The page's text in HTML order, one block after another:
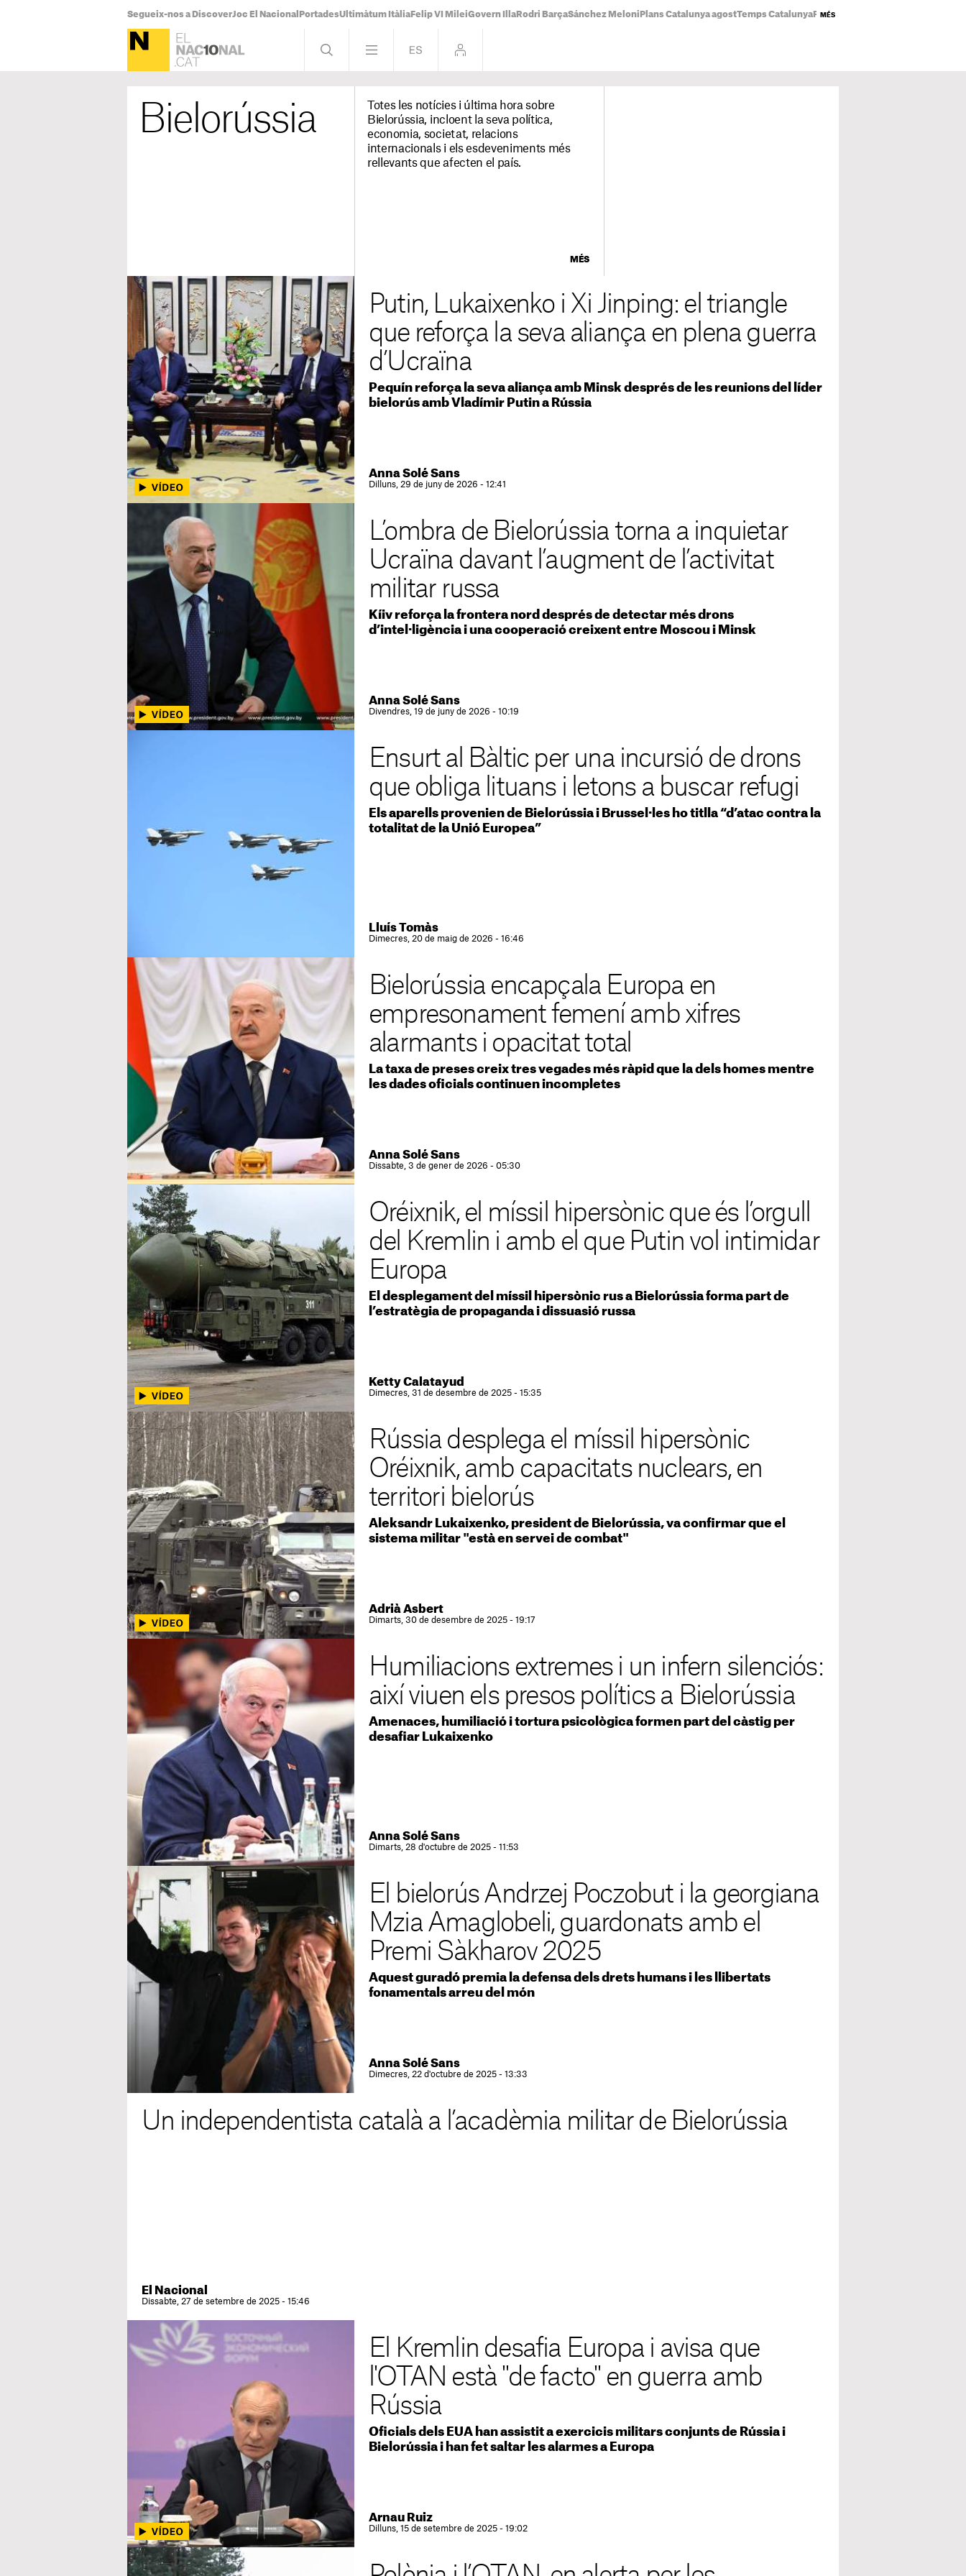
Segueix-nos a DiscoverJoc El Nacional PortadesUltimàtum Itàlia Felip VI MileiGovern Illa Rodri BarçaSánchez Meloni Plans Catalunya agostTemps Catalunya Preu llum avui
MÉS
Bielorússia
Totes les notícies i última hora sobre
Bielorússia, incloent la seva política,
economia, societat, relacions
internacionals i els esdeveniments més
rellevants que afecten el país.
MÉS
Putin, Lukaixenko i Xi Jinping: el triangle
que reforça la seva aliança en plena guerra
d’Ucraïna
Pequín reforça la seva aliança amb Minsk després de les reunions del líder
bielorús amb Vladímir Putin a Rússia
Anna Solé Sans
Dilluns, 29 de juny de 2026 - 12:41
L’ombra de Bielorússia torna a inquietar
Ucraïna davant l’augment de l’activitat
militar russa
Kíiv reforça la frontera nord després de detectar més drons
d’intel·ligència i una cooperació creixent entre Moscou i Minsk
Anna Solé Sans
Divendres, 19 de juny de 2026 - 10:19
Ensurt al Bàltic per una incursió de drons
que obliga lituans i letons a buscar refugi
Els aparells provenien de Bielorússia i Brussel·les ho titlla “d’atac contra la
totalitat de la Unió Europea”
Lluís Tomàs
Dimecres, 20 de maig de 2026 - 16:46
Bielorússia encapçala Europa en
empresonament femení amb xifres
alarmants i opacitat total
La taxa de preses creix tres vegades més ràpid que la dels homes mentre
les dades oficials continuen incompletes
Anna Solé Sans
Dissabte, 3 de gener de 2026 - 05:30
Oréixnik, el míssil hipersònic que és l’orgull
del Kremlin i amb el que Putin vol intimidar
Europa
El desplegament del míssil hipersònic rus a Bielorússia forma part de
l’estratègia de propaganda i dissuasió russa
Ketty Calatayud
Dimecres, 31 de desembre de 2025 - 15:35
Rússia desplega el míssil hipersònic
Oréixnik, amb capacitats nuclears, en
territori bielorús
Aleksandr Lukaixenko, president de Bielorússia, va confirmar que el
sistema militar "està en servei de combat"
Adrià Asbert
Dimarts, 30 de desembre de 2025 - 19:17
Humiliacions extremes i un infern silenciós:
així viuen els presos polítics a Bielorússia
Amenaces, humiliació i tortura psicològica formen part del càstig per
desafiar Lukaixenko
Anna Solé Sans
Dimarts, 28 d'octubre de 2025 - 11:53
El bielorús Andrzej Poczobut i la georgiana
Mzia Amaglobeli, guardonats amb el
Premi Sàkharov 2025
Aquest guradó premia la defensa dels drets humans i les llibertats
fonamentals arreu del món
Anna Solé Sans
Dimecres, 22 d'octubre de 2025 - 13:33
Un independentista català a l’acadèmia militar de Bielorússia
El Nacional
Dissabte, 27 de setembre de 2025 - 15:46
El Kremlin desafia Europa i avisa que
l'OTAN està "de facto" en guerra amb
Rússia
Oficials dels EUA han assistit a exercicis militars conjunts de Rússia i
Bielorússia i han fet saltar les alarmes a Europa
Arnau Ruiz
Dilluns, 15 de setembre de 2025 - 19:02